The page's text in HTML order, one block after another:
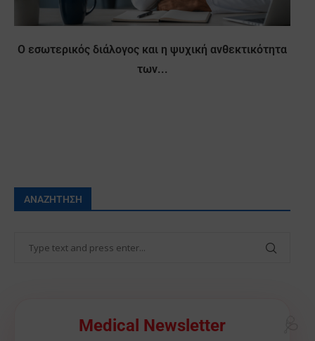
Ο εσωτερικός διάλογος και η ψυχική ανθεκτικότητα
των...
ΑΝΑΖΉΤΗΣΗ
Medical Newsletter